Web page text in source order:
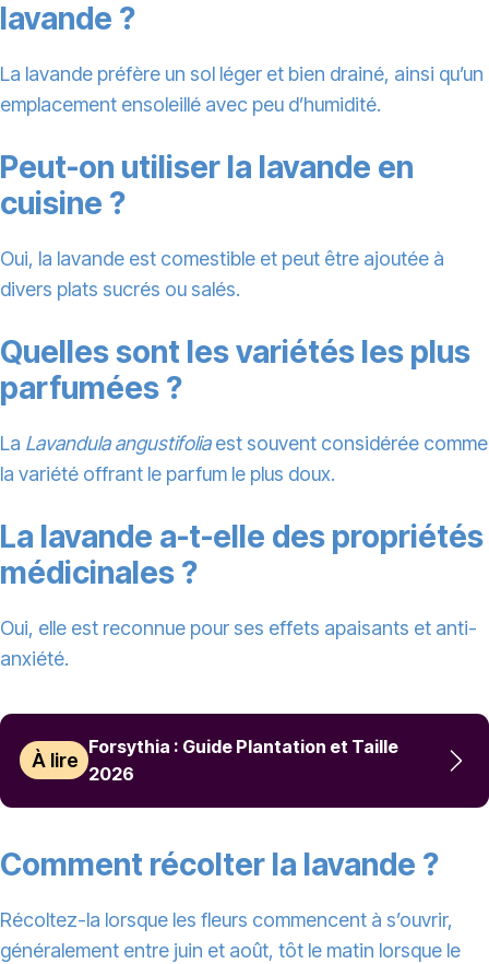
lavande ?
La lavande préfère un sol léger et bien drainé, ainsi qu’un
emplacement ensoleillé avec peu d’humidité.
Peut-on utiliser la lavande en
cuisine ?
Oui, la lavande est comestible et peut être ajoutée à
divers plats sucrés ou salés.
Quelles sont les variétés les plus
parfumées ?
La Lavandula angustifoliaest souvent considérée comme
la variété offrant le parfum le plus doux.
La lavande a-t-elle des propriétés
médicinales ?
Oui, elle est reconnue pour ses effets apaisants et anti-
anxiété.
À lire
Forsythia : Guide Plantation et Taille
2026
Comment récolter la lavande ?
Récoltez-la lorsque les fleurs commencent à s’ouvrir,
généralement entre juin et août, tôt le matin lorsque le